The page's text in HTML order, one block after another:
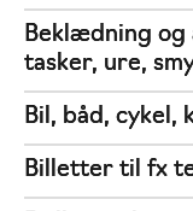
Beklædning og
tasker, ure,
Bil, båd, cykel,
Billetter til fx